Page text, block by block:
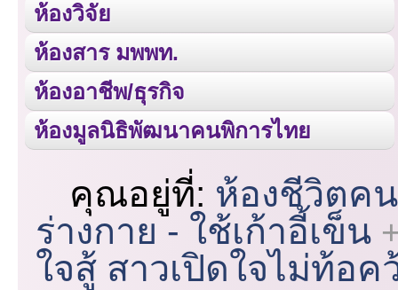
ห้องวิจัย
ห้องสาร มพพท.
ห้องอาชีพ/ธุรกิจ
ห้องมูลนิธิพัฒนาคนพิการไทย
คุณอยู่ที่: ห้องชีวิตค
ร่างกาย - ใช้เก้าอี้เข็น
ใจสู้ สาวเปิดใจไม่ท้อ